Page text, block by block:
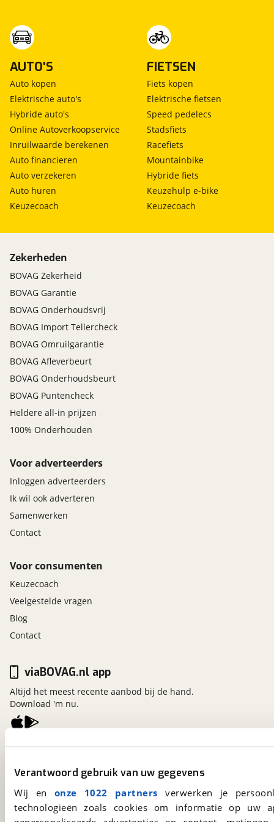
Verantwoord gebruik van uw gegevens
Wij en onze 1022 partners verwerken je
technologieën zoals cookies om informatie op
AUTO'S
Auto kopen
Elektrische auto's
Hybride auto's
Online Autoverkoopservice
Inruilwaarde berekenen
Auto financieren
Auto verzekeren
Auto huren
Keuzecoach
FIETSEN
Fiets kopen
Elektrische fietsen
Speed pedelecs
Stadsfiets
Racefiets
Mountainbike
Hybride fiets
Keuzehulp e-bike
Keuzecoach
Zekerheden
BOVAG Zekerheid
BOVAG Garantie
BOVAG Onderhoudsvrij
BOVAG Import Tellercheck
BOVAG Omruilgarantie
BOVAG Afleverbeurt
BOVAG Onderhoudsbeurt
BOVAG Puntencheck
Heldere all-in prijzen
100% Onderhouden
Voor adverteerders
Inloggen adverteerders
Ik wil ook adverteren
Samenwerken
Contact
Voor consumenten
Keuzecoach
Veelgestelde vragen
Blog
Contact
Kosterijland
3981 AJ Bunnik
Een initiatief van
BOVAG
viaBOVAG.nl app
Altijd het meest recente aanbod bij de hand.
Download 'm nu.